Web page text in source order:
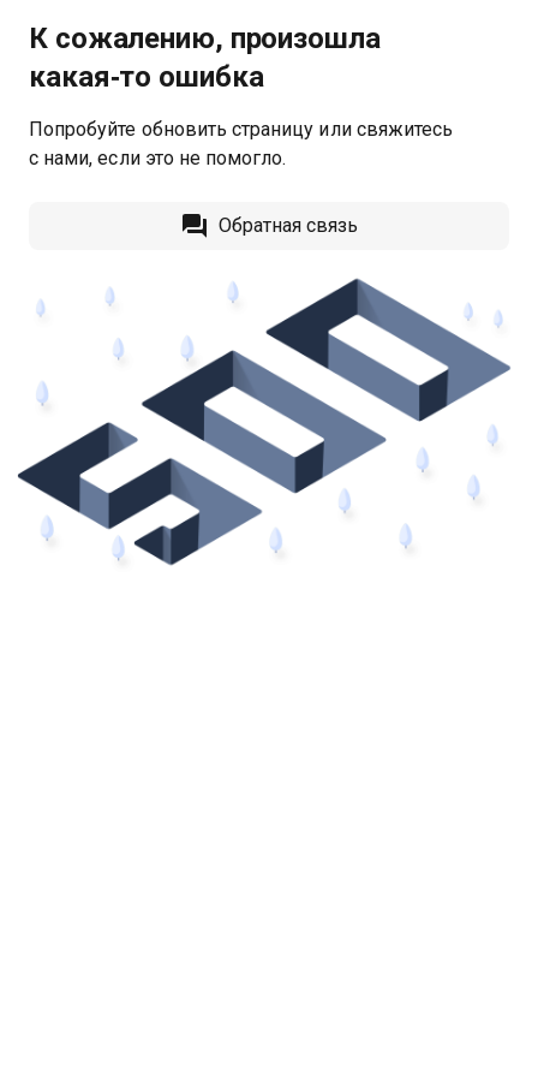
К сожалению, произошла
какая‑то ошибка
Попробуйте обновить страницу или свяжитесь
с нами, если это не помогло.
Обратная связь